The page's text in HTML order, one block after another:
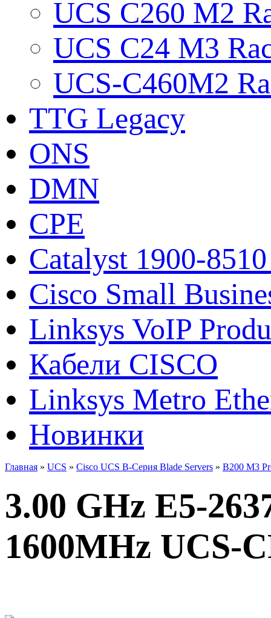
UCS C260 M2
UCS C24 M3
UCS-C460M2
TTG Legacy
ONS
DMN
CPE
Catalyst 1900-
Cisco Small
Linksys VoIP
Кабели CISCO
Linksys Metro
Новинки
Главная » UCS » Cisco UCS B-Серия Blade Servers » B200 M3
3.00 GHz E5-
1600MHz UCS-